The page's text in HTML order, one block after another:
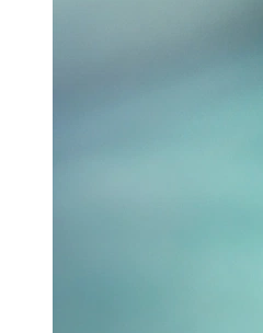
Glatt stellte auf der
einer spannenden